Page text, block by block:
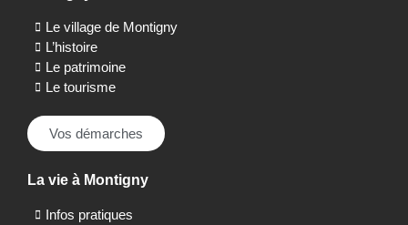
Le village de Montigny
L’histoire
Le patrimoine
Le tourisme
Vos démarches
La vie à Montigny
Infos pratiques